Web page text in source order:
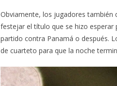
Obviamente, los jugadores también
festejar el título que se hizo esperar
partido contra Panamá o después.
de cuarteto para que la noche